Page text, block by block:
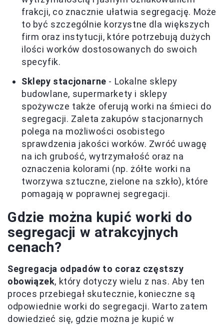
frakcji, co znacznie ułatwia segregację. Może
to być szczególnie korzystne dla większych
firm oraz instytucji, które potrzebują dużych
ilości worków dostosowanych do swoich
specyfik.
Sklepy stacjonarne - Lokalne sklepy
budowlane, supermarkety i sklepy
spożywcze także oferują worki na śmieci do
segregacji. Zaleta zakupów stacjonarnych
polega na możliwości osobistego
sprawdzenia jakości worków. Zwróć uwagę
na ich grubość, wytrzymałość oraz na
oznaczenia kolorami (np. żółte worki na
tworzywa sztuczne, zielone na szkło), które
pomagają w poprawnej segregacji.
Gdzie można kupić worki do
segregacji w atrakcyjnych
cenach?
Segregacja odpadów to coraz częstszy
obowiązek, który dotyczy wielu z nas. Aby ten
proces przebiegał skutecznie, konieczne są
odpowiednie worki do segregacji. Warto zatem
dowiedzieć się, gdzie można je kupić w